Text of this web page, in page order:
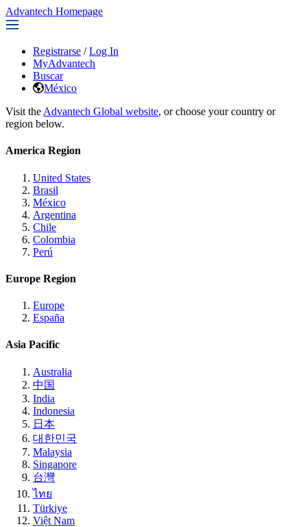
Advantech Homepage
Registrarse / Log In
MyAdvantech
Buscar
México
Visit the Advantech Global website, or choose your country or
region below.
America Region
United States
Brasil
México
Argentina
Chile
Colombia
Perú
Europe Region
Europe
España
Asia Pacific
Australia
中国
India
Indonesia
日本
대한민국
Malaysia
Singapore
台灣
ไทย
Türkiye
Việt Nam